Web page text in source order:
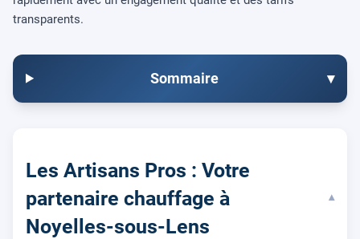
transparents.
Sommaire ▾
Les Artisans Pros : Votre
partenaire chauffage à
Noyelles-sous-Lens
▾